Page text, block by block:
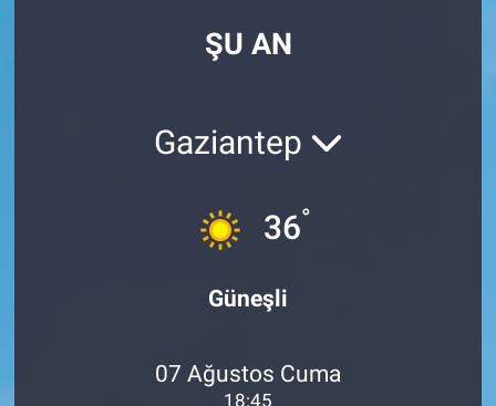
ŞU AN
Gaziantep
36°
Güneşli
07 Ağustos Cuma
18:45